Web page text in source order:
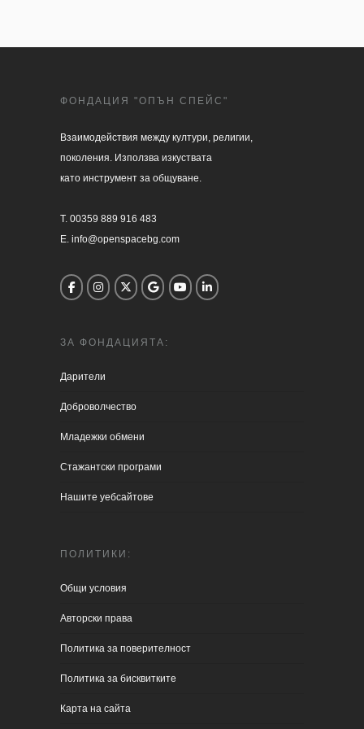
ФОНДАЦИЯ "ОПЪН СПЕЙС"
Взаимодействия между култури, религии,
поколения. Използва изкуствата
като инструмент за общуване.
T. 00359 889 916 483
E. info@openspacebg.com
ЗА ФОНДАЦИЯТА:
Дарители
Доброволчество
Младежки обмени
Стажантски програми
Нашите уебсайтове
ПОЛИТИКИ:
Общи условия
Aвторски права
Политика за поверителност
Политика за бисквитките
Карта на сайта